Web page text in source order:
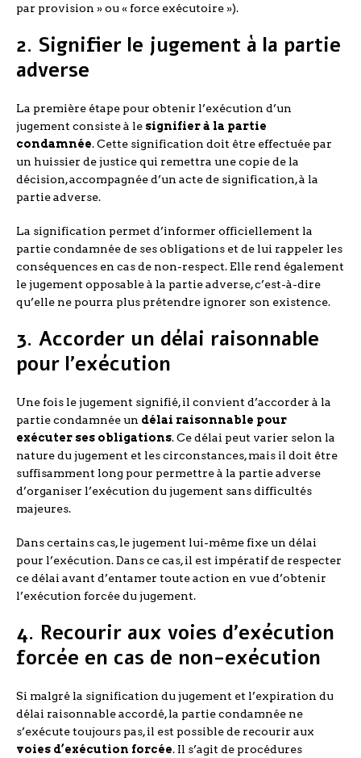
par provision » ou « force exécutoire »).
2. Signifier le jugement à la partie
adverse
La première étape pour obtenir l’exécution d’un
jugement consiste à le signifier à la partie
condamnée. Cette signification doit être effectuée par
un huissier de justice qui remettra une copie de la
décision, accompagnée d’un acte de signification, à la
partie adverse.
La signification permet d’informer officiellement la
partie condamnée de ses obligations et de lui rappeler les
conséquences en cas de non-respect. Elle rend également
le jugement opposable à la partie adverse, c’est-à-dire
qu’elle ne pourra plus prétendre ignorer son existence.
3. Accorder un délai raisonnable
pour l’exécution
Une fois le jugement signifié, il convient d’accorder à la
partie condamnée un délai raisonnable pour
exécuter ses obligations. Ce délai peut varier selon la
nature du jugement et les circonstances, mais il doit être
suffisamment long pour permettre à la partie adverse
d’organiser l’exécution du jugement sans difficultés
majeures.
Dans certains cas, le jugement lui-même fixe un délai
pour l’exécution. Dans ce cas, il est impératif de respecter
ce délai avant d’entamer toute action en vue d’obtenir
l’exécution forcée du jugement.
4. Recourir aux voies d’exécution
forcée en cas de non-exécution
Si malgré la signification du jugement et l’expiration du
délai raisonnable accordé, la partie condamnée ne
s’exécute toujours pas, il est possible de recourir aux
voies d’exécution forcée. Il s’agit de procédures